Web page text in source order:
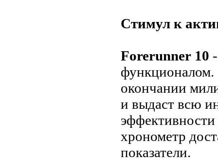
Стимул к
Forerunner 10
функционалом.
окончании
и выдаст всю
эффективности
хронометр
показатели.